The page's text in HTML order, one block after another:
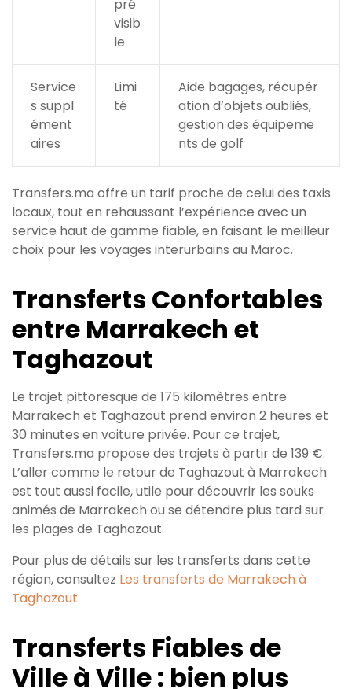
pré
visib
le
Service
s suppl
ément
aires
Limi
té
Aide bagages, récupér
ation d’objets oubliés,
gestion des équipeme
nts de golf
Transfers.ma offre un tarif proche de celui des taxis
locaux, tout en rehaussant l’expérience avec un
service haut de gamme fiable, en faisant le meilleur
choix pour les voyages interurbains au Maroc.
Transferts Confortables
entre Marrakech et
Taghazout
Le trajet pittoresque de 175 kilomètres entre
Marrakech et Taghazout prend environ 2 heures et
30 minutes en voiture privée. Pour ce trajet,
Transfers.ma propose des trajets à partir de 139 €.
L’aller comme le retour de Taghazout à Marrakech
est tout aussi facile, utile pour découvrir les souks
animés de Marrakech ou se détendre plus tard sur
les plages de Taghazout.
Pour plus de détails sur les transferts dans cette
région, consultez Les transferts de Marrakech à
Taghazout.
Transferts Fiables de
Ville à Ville : bien plus